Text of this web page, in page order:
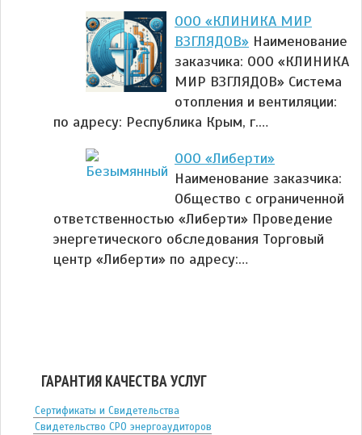
ООО «КЛИНИКА МИР
ВЗГЛЯДОВ» Наименование
заказчика: ООО «КЛИНИКА
МИР ВЗГЛЯДОВ» Система
отопления и вентиляции:
по адресу: Республика Крым, г.…
ООО «Либерти»
Наименование заказчика:
Общество с ограниченной
ответственностью «Либерти» Проведение
энергетического обследования Торговый
центр «Либерти» по адресу:…
ГАРАНТИЯ КАЧЕСТВА УСЛУГ
Сертификаты и Свидетельства
Свидетельство СРО энергоаудиторов